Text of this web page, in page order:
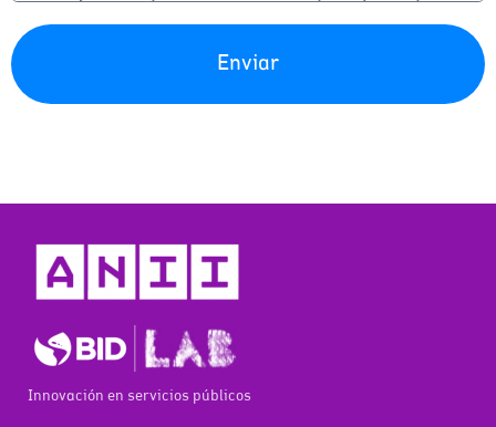
Enviar
Innovación en servicios públicos